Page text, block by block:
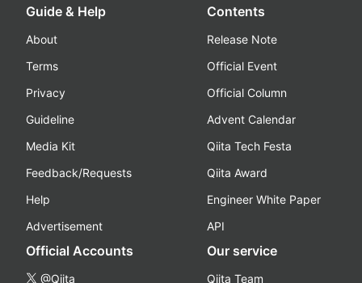
Guide & Help
About
Terms
Privacy
Guideline
Media Kit
Feedback/Requests
Help
Advertisement
Contents
Release Note
Official Event
Official Column
Advent Calendar
Qiita Tech Festa
Qiita Award
Engineer White Paper
API
Official Accounts
@Qiita
Our service
Qiita Team